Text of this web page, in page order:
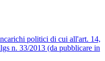
politici di cui all'art. 14,
n. 33/2013 (da pubblicare in